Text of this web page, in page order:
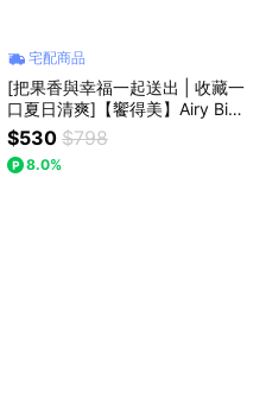
宅配商品
[把果香與幸福一起送出 | 收藏一
口夏日清爽]【饗得美】Airy Bite
空氣牛軋糖二入組-果香清爽組
(鳳梨金桔+文旦杏仁)
$530 $798
8.0%